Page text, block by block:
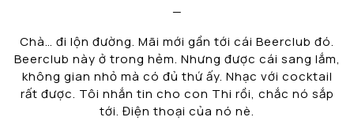
—
Chà… đi lộn đường. Mãi mới gần tới cái Beerclub đó.
Beerclub này ở trong hẻm. Nhưng được cái sang lắm,
không gian nhỏ mà có đủ thứ ấy. Nhạc với cocktail
rất được. Tôi nhắn tin cho con Thi rồi, chắc nó sắp
tới. Điện thoại của nó nè.